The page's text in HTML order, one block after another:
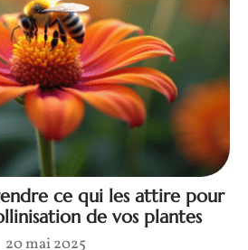
ce qui les attire pour
de vos plantes
20 mai 2025